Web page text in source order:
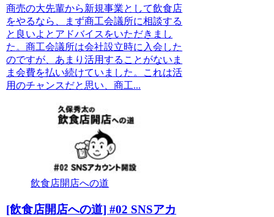
商売の大先輩から新規事業として飲食店
をやるなら、まず商工会議所に相談する
と良いよとアドバイスをいただきまし
た。商工会議所は会社設立時に入会した
のですが、あまり活用することがないま
ま会費を払い続けていました。これは活
用のチャンスだと思い、商工...
飲食店開店への道
[飲食店開店への道] #02 SNSアカ